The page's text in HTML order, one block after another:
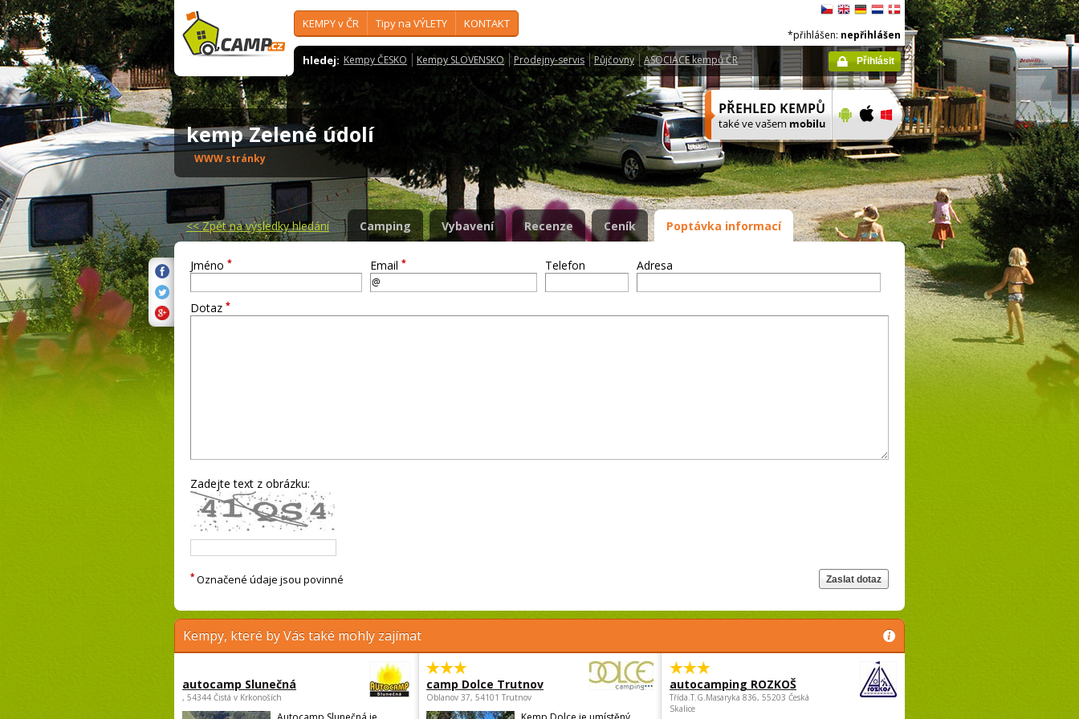
KEMPY v ČR Tipy na VÝLETY KONTAKT
hledej: Kempy ČESKO Kempy SLOVENSKO Prodejny-servis Půjčovny ASOCIACE kempů ČR
*přihlášen: nepřihlášen
Přihlásit
kemp Zelené údolí
WWW stránky
<<Zpět na výsledky hledání Camping Vybavení Recenze Ceník Poptávka informací
Jméno * Email * Telefon Adresa
Dotaz *
Zadejte text z obrázku:
* Označené údaje jsou povinné
Kempy, které by Vás také mohly zajímat
autocamp Slunečná
, 54344 Čistá v Krkonoších
camp Dolce Trutnov
Oblanov 37, 54101 Trutnov
autocamping ROZKOŠ
Třída.T.G.Masaryka 836, 55203 Česká
Skalice